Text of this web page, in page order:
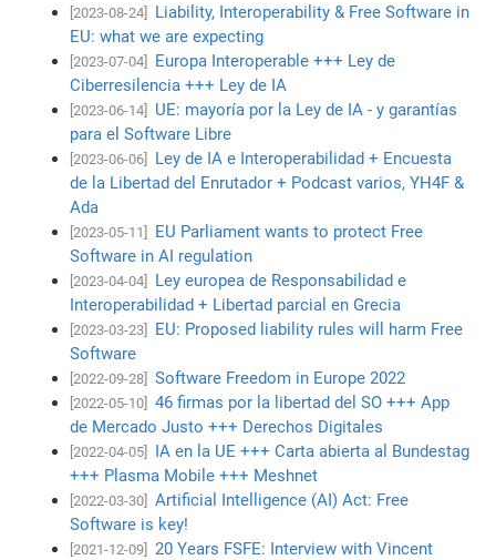
[2023-08-24]
Liability, Interoperability & Free Software in
EU: what we are expecting
[2023-07-04]
Europa Interoperable +++ Ley de
Ciberresilencia +++ Ley de IA
[2023-06-14]
UE: mayoría por la Ley de IA - y garantías
para el Software Libre
[2023-06-06]
Ley de IA e Interoperabilidad + Encuesta
de la Libertad del Enrutador + Podcast varios, YH4F &
Ada
[2023-05-11]
EU Parliament wants to protect Free
Software in AI regulation
[2023-04-04]
Ley europea de Responsabilidad e
Interoperabilidad + Libertad parcial en Grecia
[2023-03-23]
EU: Proposed liability rules will harm Free
Software
[2022-09-28] Software Freedom in Europe 2022
[2022-05-10]
46 firmas por la libertad del SO +++ App
de Mercado Justo +++ Derechos Digitales
[2022-04-05]
IA en la UE +++ Carta abierta al Bundestag
+++ Plasma Mobile +++ Meshnet
[2022-03-30]
Artificial Intelligence (AI) Act: Free
Software is key!
[2021-12-09]
20 Years FSFE: Interview with Vincent